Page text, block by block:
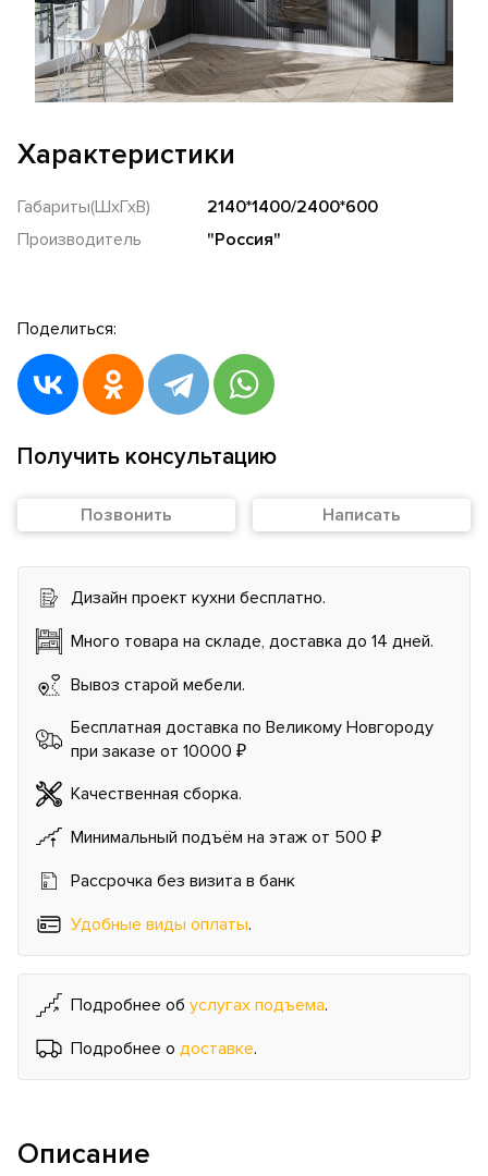
Характеристики
Габариты(ШхГхВ)
2140*1400/2400*600
Производитель
"Россия"
Поделиться:
Получить консультацию
Позвонить Написать
Дизайн проект кухни бесплатно.
Много товара на складе, доставка до 14 дней.
Вывоз старой мебели.
Бесплатная доставка по Великому Новгороду
при заказе от 10000 ₽
Качественная сборка.
Минимальный подъём на этаж от 500 ₽
Рассрочка без визита в банк
Удобные виды оплаты.
Подробнее об услугах подъема.
Подробнее о доставке.
Описание